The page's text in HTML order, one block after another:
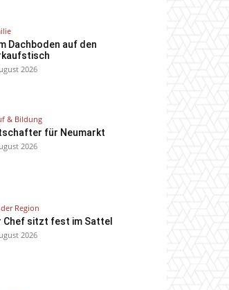
Dachboden auf den
2026
& Bildung
für Neumarkt
2026
Region
Chef sitzt fest im Sattel
2026